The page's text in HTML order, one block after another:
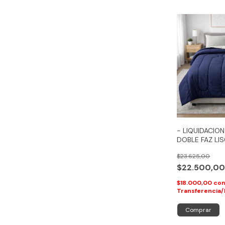
-
DOBLE FAZ
$22.500,00
$23.625,00
$18.000,00 con
Comprar